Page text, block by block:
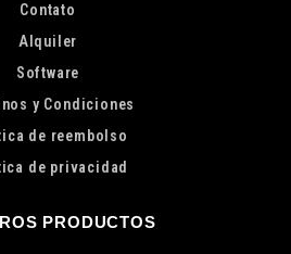
Contato
Alquiler
Software
y Condiciones
de reembolso
de privacidad
PRODUCTOS